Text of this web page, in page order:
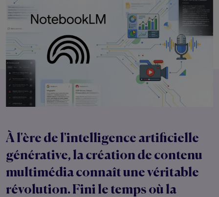
À l'ère de l'intelligence artificielle
générative, la création de contenu
multimédia connaît une véritable
révolution. Fini le temps où la